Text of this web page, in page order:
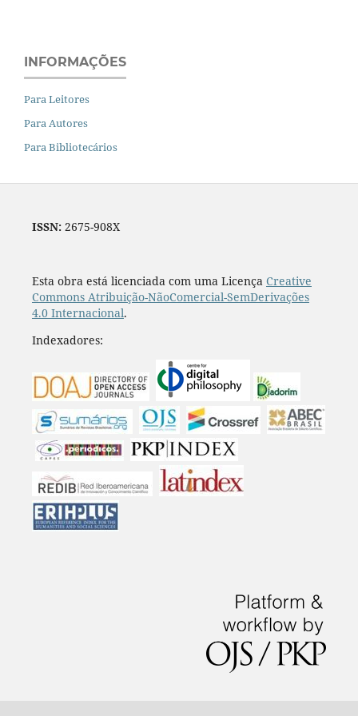
INFORMAÇÕES
Para Leitores
Para Autores
Para Bibliotecários
ISSN:2675-908X
Esta obra está licenciada com uma Licença Creative
Commons Atribuição-NãoComercial-SemDerivações
4.0 Internacional.
Indexadores: